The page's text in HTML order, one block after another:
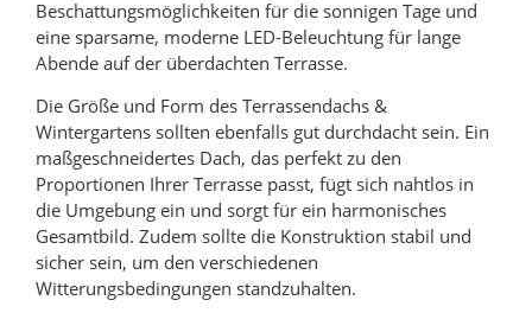
Beschattungsmöglichkeiten für die sonnigen Tage und
eine sparsame, moderne LED-Beleuchtung für lange
Abende auf der überdachten Terrasse.
Die Größe und Form des Terrassendachs &
Wintergartens sollten ebenfalls gut durchdacht sein. Ein
maßgeschneidertes Dach, das perfekt zu den
Proportionen Ihrer Terrasse passt, fügt sich nahtlos in
die Umgebung ein und sorgt für ein harmonisches
Gesamtbild. Zudem sollte die Konstruktion stabil und
sicher sein, um den verschiedenen
Witterungsbedingungen standzuhalten.